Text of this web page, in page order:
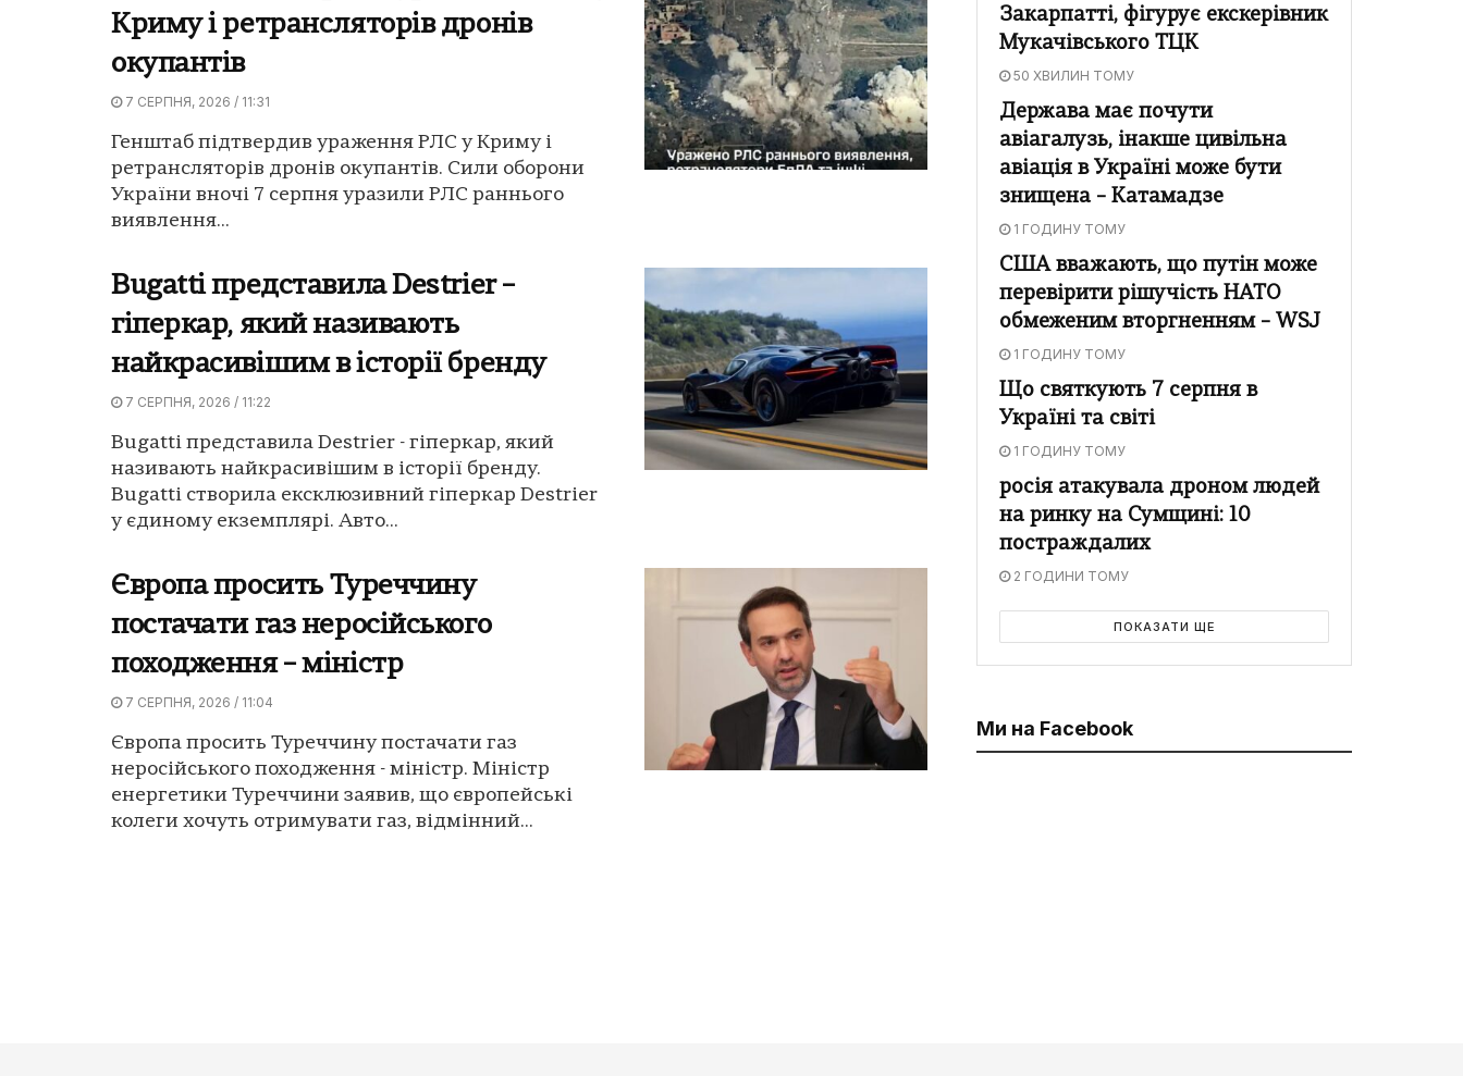
Криму і ретрансляторів дронів
окупантів
7 СЕРПНЯ, 2026 / 11:31
Генштаб підтвердив ураження РЛС у Криму і
ретрансляторів дронів окупантів. Сили оборони
України вночі 7 серпня уразили РЛС раннього
виявлення...
Bugatti представила Destrier –
гіперкар, який називають
найкрасивішим в історії бренду
7 СЕРПНЯ, 2026 / 11:22
Bugatti представила Destrier - гіперкар, який
називають найкрасивішим в історії бренду.
Bugatti створила ексклюзивний гіперкар Destrier
у єдиному екземплярі. Авто...
Європа просить Туреччину
постачати газ неросійського
походження – міністр
7 СЕРПНЯ, 2026 / 11:04
Європа просить Туреччину постачати газ
неросійського походження - міністр. Міністр
енергетики Туреччини заявив, що європейські
колеги хочуть отримувати газ, відмінний...
Закарпатті, фігурує екскерівник
Мукачівського ТЦК
50 ХВИЛИН ТОМУ
Держава має почути
авіагалузь, інакше цивільна
авіація в Україні може бути
знищена – Катамадзе
1 ГОДИНУ ТОМУ
США вважають, що путін може
перевірити рішучість НАТО
обмеженим вторгненням – WSJ
1 ГОДИНУ ТОМУ
Що святкують 7 серпня в
Україні та світі
1 ГОДИНУ ТОМУ
росія атакувала дроном людей
на ринку на Сумщині: 10
постраждалих
2 ГОДИНИ ТОМУ
ПОКАЗАТИ ЩЕ
Ми на Facebook